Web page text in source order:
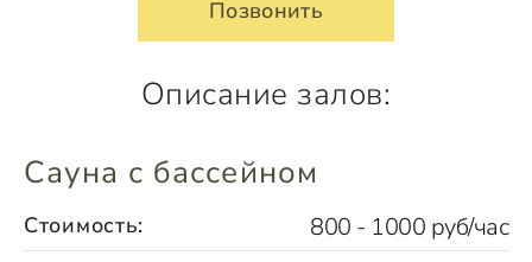
Позвонить
Описание залов:
Сауна с бассейном
Стоимость: 800 - 1000 руб/час